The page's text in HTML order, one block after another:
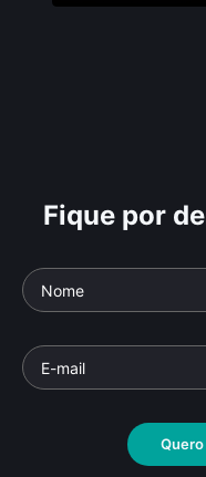
Fique por